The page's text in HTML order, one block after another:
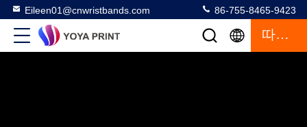
Eileen01@cnwristbands.com 86-755-8465-9423
따옴표